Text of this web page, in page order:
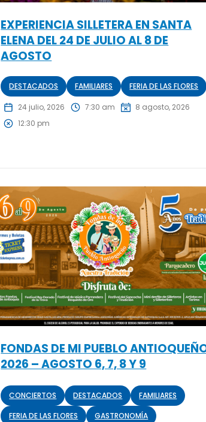
EXPERIENCIA SILLETERA EN SANTA
ELENA DEL 24 DE JULIO AL 8 DE
AGOSTO
DESTACADOS FAMILIARES FERIA DE LAS FLORES
24 julio, 2026 7:30 am
8 agosto, 2026
12:30 pm
FONDAS DE MI PUEBLO
2026 – AGOSTO 6, 7, 8 Y 9
CONCIERTOS DESTACADOS
FAMILIARES
FERIA DE LAS FLORES
GASTRONOMÍA